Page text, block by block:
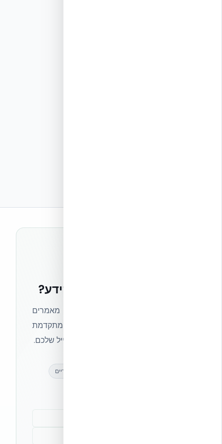
רוצים להישאר בחזית הידע?
הצטרפו לניוזלטר של אקובילד וקבלו מאמרים
מקצועיים, חדשות מעולם הבנייה המתקדמת
ועדכונים בלעדיים — ישירות לתיבת המייל שלכם.
עדכונים בלעדיים